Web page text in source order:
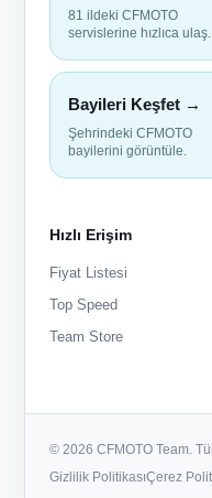
81 ildeki CFMOTO
servislerine hızlıca ulaş.
Bayileri Keşfet →
Şehrindeki CFMOTO
bayilerini görüntüle.
Hızlı Erişim
Fiyat Listesi
Top Speed
Team Store
© 2026 CFMOTO Team.
Gizlilik PolitikasıÇerez